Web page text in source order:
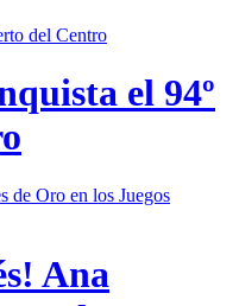
el 94º
Ana